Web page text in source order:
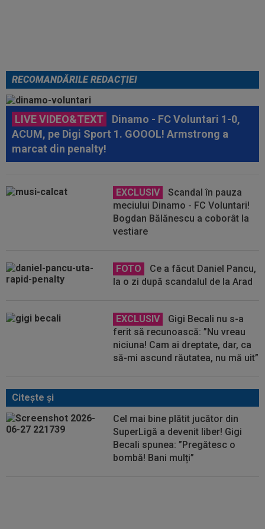
RECOMANDĂRILE REDACȚIEI
LIVE VIDEO&TEXT
Dinamo - FC Voluntari 1-0,
ACUM, pe Digi Sport 1. GOOOL! Armstrong a
marcat din penalty!
EXCLUSIV
Scandal în pauza
meciului Dinamo - FC Voluntari!
Bogdan Bălănescu a coborât la
vestiare
FOTO
Ce a făcut Daniel Pancu,
la o zi după scandalul de la Arad
EXCLUSIV
Gigi Becali nu s-a
ferit să recunoască: ”Nu vreau
niciuna! Cam ai dreptate, dar, ca
să-mi ascund răutatea, nu mă uit”
Citeşte şi
Cel mai bine plătit jucător din
SuperLigă a devenit liber! Gigi
Becali spunea: ”Pregătesc o
bombă! Bani mulți”